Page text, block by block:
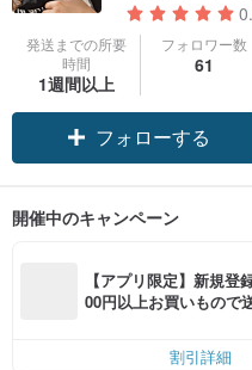
発送までの所要
時間
1週間以上
フォロワー数
61
フォローする
開催中のキャンペーン
【アプリ限定】新規登
00円以上お買いもので
割引詳細